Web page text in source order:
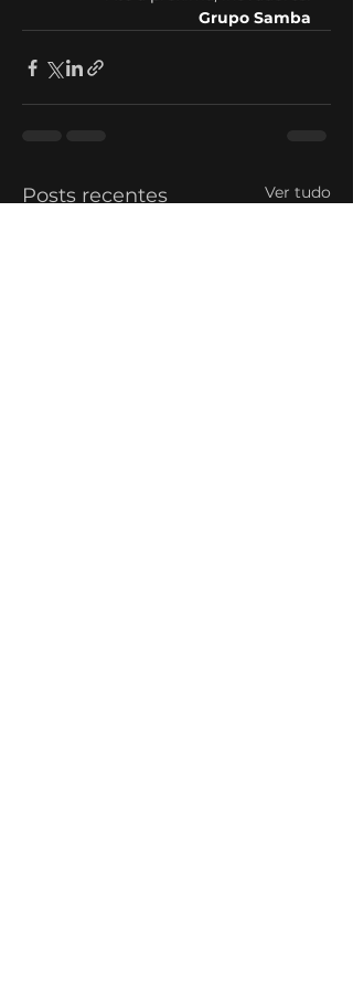
Grupo Samba
Posts recentes Ver tudo